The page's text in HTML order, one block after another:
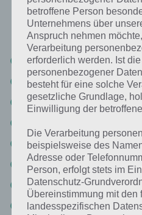
Das wird oft an den Strand gespült
dabei nach den Prozent-Werten
Muscheln
Müll
Algen
Holz
Steine
Flaschenpost
Fische
betroffene Person
Unternehmens über
Anspruch nehmen
Verarbeitung
erforderlich werden. Ist
personenbezogener
besteht für eine solche
gesetzliche Grundlage,
Einwilligung der
Die Verarbeitung
beispielsweise des
Adresse oder
Person, erfolgt stets im
Datenschutz-
Übereinstimmung mit den
landesspezifischen